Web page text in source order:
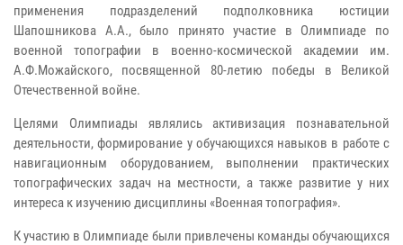
применения подразделений подполковника юстиции
Шапошникова А.А., было принято участие в Олимпиаде по
военной топографии в военно-космической академии им.
А.Ф.Можайского, посвященной 80-летию победы в Великой
Отечественной войне.
Целями Олимпиады являлись активизация познавательной
деятельности, формирование у обучающихся навыков в работе с
навигационным оборудованием, выполнении практических
топографических задач на местности, а также развитие у них
интереса к изучению дисциплины «Военная топография».
К участию в Олимпиаде были привлечены команды обучающихся